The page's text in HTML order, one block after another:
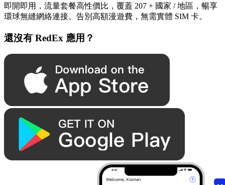
即開即用，流量套餐高性價比，覆蓋 207 + 國家 / 地區，暢享
環球無縫網絡連接。告別高額漫遊費，無需實體 SIM 卡。
還沒有 RedEx 應用？